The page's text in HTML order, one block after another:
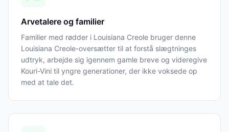
Arvetalere og familier
Familier med rødder i Louisiana Creole bruger denne
Louisiana Creole-oversætter til at forstå slægtninges
udtryk, arbejde sig igennem gamle breve og videregive
Kouri-Vini til yngre generationer, der ikke voksede op
med at tale det.